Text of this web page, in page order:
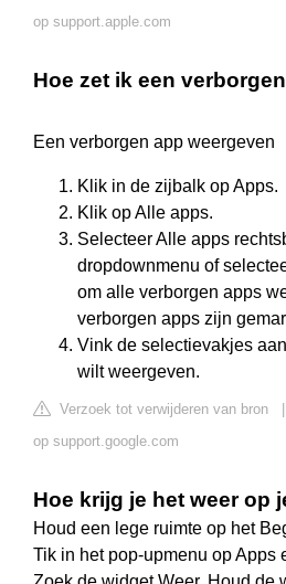
op support.apple.com
Hoe zet ik een
Een verborgen app weergeven
Klik in de zijbalk op Apps.
Klik op Alle apps.
Selecteer Alle apps
dropdownmenu of
om alle verborgen apps
verborgen apps zijn
Vink de selectievakjes
wilt weergeven.
Verzoek tot verwijderen van bron
op support.google.com
Hoe krijg je het weer op
Houd een lege ruimte op het
Tik in het pop-upmenu op Apps